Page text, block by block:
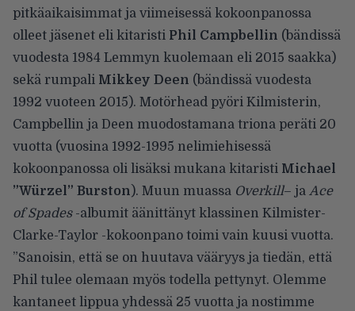
pitkäaikaisimmat ja viimeisessä kokoonpanossa
olleet jäsenet eli kitaristi Phil Campbellin (bändissä
vuodesta 1984 Lemmyn kuolemaan eli 2015 saakka)
sekä rumpali Mikkey Deen (bändissä vuodesta
1992 vuoteen 2015). Motörhead pyöri Kilmisterin,
Campbellin ja Deen muodostamana triona peräti 20
vuotta (vuosina 1992-1995 nelimiehisessä
kokoonpanossa oli lisäksi mukana kitaristi Michael
”Würzel” Burston ). Muun muassa Overkill– ja Ace
of Spades-albumit äänittänyt klassinen Kilmister-
Clarke-Taylor -kokoonpano toimi vain kuusi vuotta.
”Sanoisin, että se on huutava vääryys ja tiedän, että
Phil tulee olemaan myös todella pettynyt. Olemme
kantaneet lippua yhdessä 25 vuotta ja nostimme